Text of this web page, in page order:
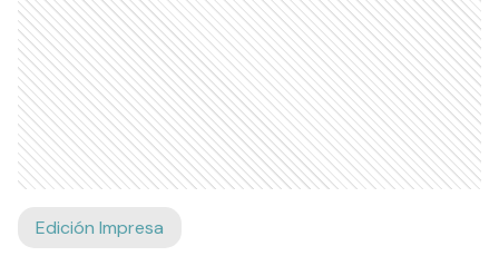
Edición Impresa